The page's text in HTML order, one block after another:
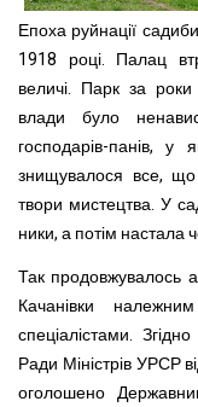
Епоха руйнації
1918 році. Палац
величі. Парк за
влади було
господарів-панів,
знищувалося все,
твори мистецтва. У
ники, а потім настала
Так продовжувалось
Качанівки
спеціалістами.
Ради Міністрів УРСР
оголошено